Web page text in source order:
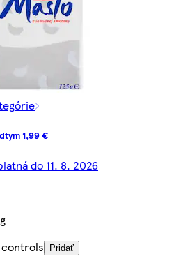
1,99 €
do 11. 8. 2026
Pridať